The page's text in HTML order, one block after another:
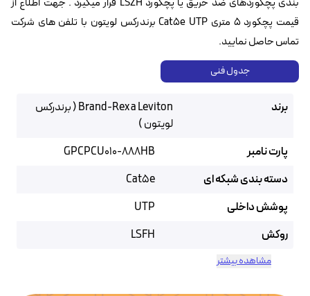
قیمت پچکورد ۵ متری Cat5e UTP برندرکس لویتون با تلفن های شرکت
تماس حاصل نمایید.
جدول فنی
برند
Brand-Rex a Leviton ( برندرکس
لویتون )
پارت نامبر
GPCPCU010-888HB
دسته بندی شبکه ای
Cat5e
پوشش داخلی
UTP
روکش
LSFH
مشاهده بیشتر